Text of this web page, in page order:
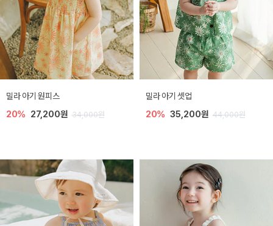
밀라 아기 원피스
20% 27,200원 34,000원
밀라 아기 셋업
20% 35,200원 44,000원